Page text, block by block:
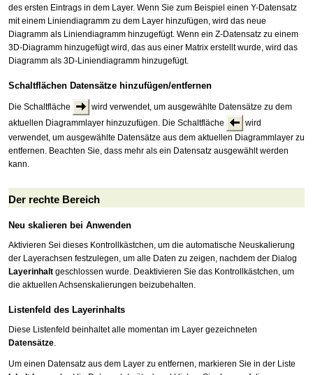
des ersten Eintrags in dem Layer. Wenn Sie zum Beispiel einen Y-Datensatz
mit einem Liniendiagramm zu dem Layer hinzufügen, wird das neue
Diagramm als Liniendiagramm hinzugefügt. Wenn ein Z-Datensatz zu einem
3D-Diagramm hinzugefügt wird, das aus einer Matrix erstellt wurde, wird das
Diagramm als 3D-Liniendiagramm hinzugefügt.
Schaltflächen Datensätze hinzufügen/entfernen
Die Schaltfläche
wird verwendet, um ausgewählte Datensätze zu dem
aktuellen Diagrammlayer hinzuzufügen. Die Schaltfläche
wird
verwendet, um ausgewählte Datensätze aus dem aktuellen Diagrammlayer zu
entfernen. Beachten Sie, dass mehr als ein Datensatz ausgewählt werden
kann.
Der rechte Bereich
Neu skalieren bei Anwenden
Aktivieren Sei dieses Kontrollkästchen, um die automatische Neuskalierung
der Layerachsen festzulegen, um alle Daten zu zeigen, nachdem der Dialog
Layerinhalt geschlossen wurde. Deaktivieren Sie das Kontrollkästchen, um
die aktuellen Achsenskalierungen beizubehalten.
Listenfeld des Layerinhalts
Diese Listenfeld beinhaltet alle momentan im Layer gezeichneten
Datensätze.
Um einen Datensatz aus dem Layer zu entfernen, markieren Sie in der Liste